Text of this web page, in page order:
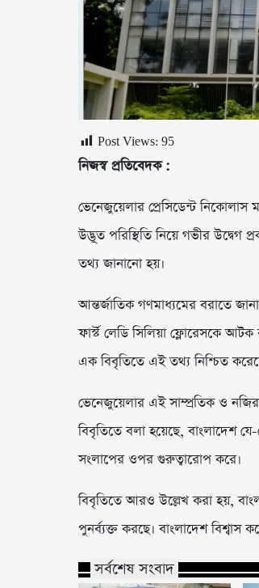
Post Views: 95
নিজস্ব প্রতিবেদক :
ভেনেজুয়েলার প্রেসিডেন্ট নিকোলাস
উদ্ভূত পরিস্থিতি নিয়ে গভীর উদ্বেগ
তথ্য জানানো হয়।
আন্তর্জাতিক গণমাধ্যমের বরাতে
ফার্স্ট লেডি সিলিয়া ফ্লোরেসকে আটক
এক বিবৃতিতে এই তথ্য নিশ্চিত
ভেনেজুয়েলার এই সাম্প্রতিক ও
বিবৃতিতে বলা হয়েছে, বাংলাদেশ
সংলাপের ওপর গুরুত্বারোপ করে।
বিবৃতিতে আরও উল্লেখ করা হয়,
পুনর্ব্যক্ত করছে। বাংলাদেশ
সর্বশেষ সংবাদ